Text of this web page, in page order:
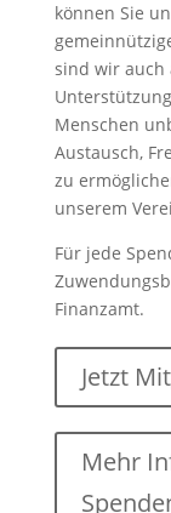
können Sie
sind wir auch
Menschen
Austausch,
zu
unserem
Für jede
Finanzamt.
Jetzt
Mehr